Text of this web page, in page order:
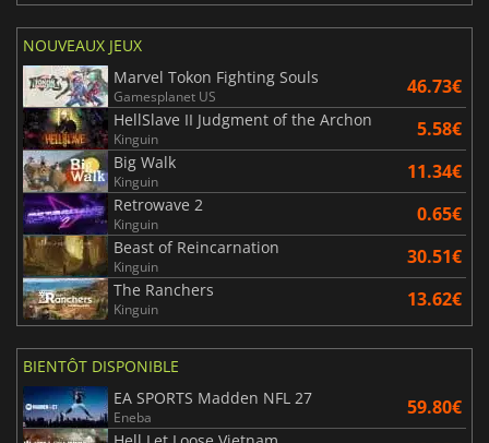
NOUVEAUX JEUX
Marvel Tokon Fighting Souls
Gamesplanet US 46.73€
HellSlave II Judgment of the Archon
Kinguin 5.58€
Big Walk
Kinguin 11.34€
Retrowave 2
Kinguin 0.65€
Beast of Reincarnation
Kinguin 30.51€
The Ranchers
Kinguin 13.62€
BIENTÔT DISPONIBLE
EA SPORTS Madden NFL 27
Eneba 59.80€